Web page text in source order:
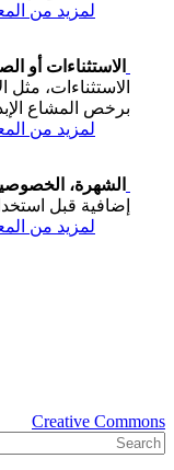
لمزيد من
الاستثناءات أو
الاستثناءات، مثل
برخص المشاع
لمزيد من
الشهرة،
إضافية قبل
لمزيد من
Creative Commons